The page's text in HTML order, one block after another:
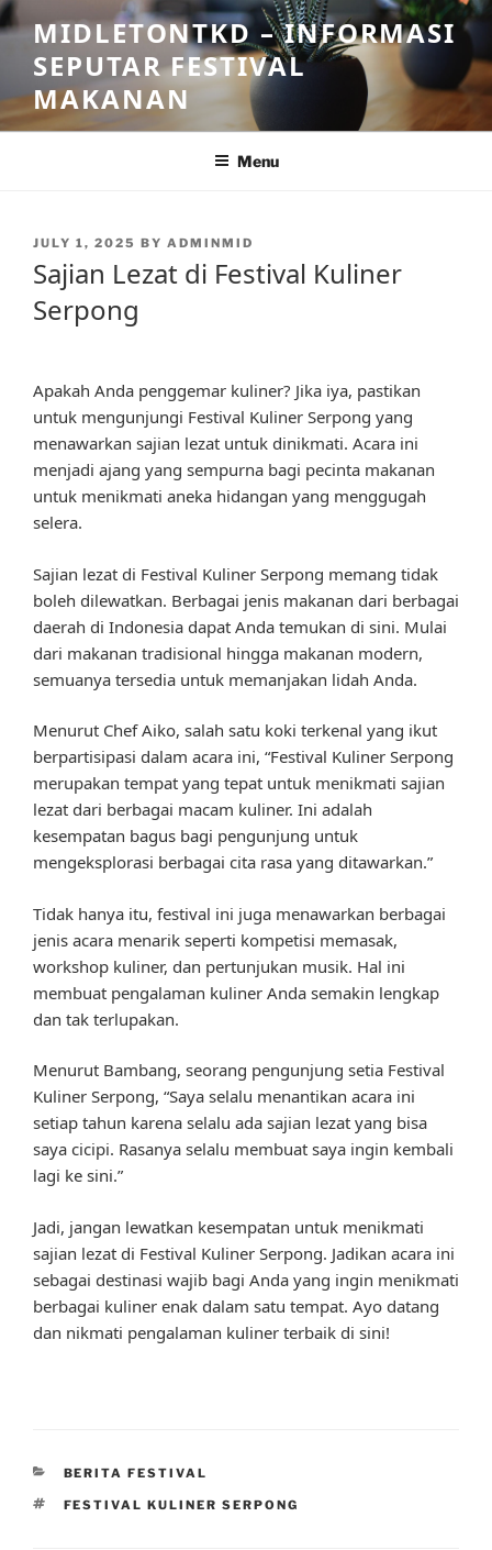
Skip
to
content
MIDLETONTKD – INFORMASI
SEPUTAR FESTIVAL
MAKANAN
Menu
POSTED
JULY 1, 2025 BY ADMINMID
Sajian Lezat di Festival Kuliner
Serpong
Apakah Anda penggemar kuliner? Jika iya, pastikan
untuk mengunjungi Festival Kuliner Serpong yang
menawarkan sajian lezat untuk dinikmati. Acara ini
menjadi ajang yang sempurna bagi pecinta makanan
untuk menikmati aneka hidangan yang menggugah
selera.
Sajian lezat di Festival Kuliner Serpong memang tidak
boleh dilewatkan. Berbagai jenis makanan dari berbagai
daerah di Indonesia dapat Anda temukan di sini. Mulai
dari makanan tradisional hingga makanan modern,
semuanya tersedia untuk memanjakan lidah Anda.
Menurut Chef Aiko, salah satu koki terkenal yang ikut
berpartisipasi dalam acara ini, “Festival Kuliner Serpong
merupakan tempat yang tepat untuk menikmati sajian
lezat dari berbagai macam kuliner. Ini adalah
kesempatan bagus bagi pengunjung untuk
mengeksplorasi berbagai cita rasa yang ditawarkan.”
Tidak hanya itu, festival ini juga menawarkan berbagai
jenis acara menarik seperti kompetisi memasak,
workshop kuliner, dan pertunjukan musik. Hal ini
membuat pengalaman kuliner Anda semakin lengkap
dan tak terlupakan.
Menurut Bambang, seorang pengunjung setia Festival
Kuliner Serpong, “Saya selalu menantikan acara ini
setiap tahun karena selalu ada sajian lezat yang bisa
saya cicipi. Rasanya selalu membuat saya ingin kembali
lagi ke sini.”
Jadi, jangan lewatkan kesempatan untuk menikmati
sajian lezat di Festival Kuliner Serpong. Jadikan acara ini
sebagai destinasi wajib bagi Anda yang ingin menikmati
berbagai kuliner enak dalam satu tempat. Ayo datang
dan nikmati pengalaman kuliner terbaik di sini!
CATEGORIES
BERITA FESTIVAL
TAGS
FESTIVAL KULINER SERPONG